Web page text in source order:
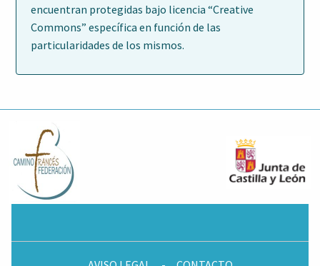
encuentran protegidas bajo licencia “Creative
Commons” específica en función de las
particularidades de los mismos.